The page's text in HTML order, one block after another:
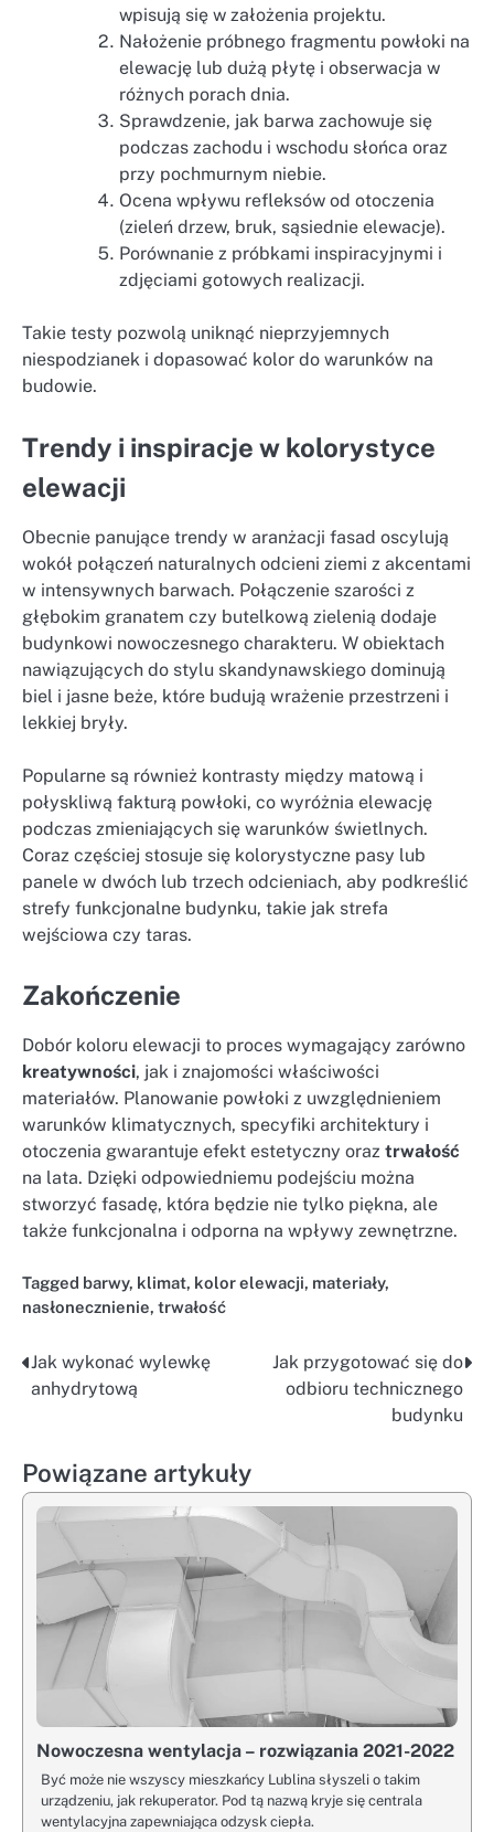
wpisują się w założenia projektu.
Nałożenie próbnego fragmentu powłoki na
elewację lub dużą płytę i obserwacja w
różnych porach dnia.
Sprawdzenie, jak barwa zachowuje się
podczas zachodu i wschodu słońca oraz
przy pochmurnym niebie.
Ocena wpływu refleksów od otoczenia
(zieleń drzew, bruk, sąsiednie elewacje).
Porównanie z próbkami inspiracyjnymi i
zdjęciami gotowych realizacji.
Takie testy pozwolą uniknąć nieprzyjemnych
niespodzianek i dopasować kolor do warunków na
budowie.
Trendy i inspiracje w kolorystyce
elewacji
Obecnie panujące trendy w aranżacji fasad oscylują
wokół połączeń naturalnych odcieni ziemi z akcentami
w intensywnych barwach. Połączenie szarości z
głębokim granatem czy butelkową zielenią dodaje
budynkowi nowoczesnego charakteru. W obiektach
nawiązujących do stylu skandynawskiego dominują
biel i jasne beże, które budują wrażenie przestrzeni i
lekkiej bryły.
Popularne są również kontrasty między matową i
połyskliwą fakturą powłoki, co wyróżnia elewację
podczas zmieniających się warunków świetlnych.
Coraz częściej stosuje się kolorystyczne pasy lub
panele w dwóch lub trzech odcieniach, aby podkreślić
strefy funkcjonalne budynku, takie jak strefa
wejściowa czy taras.
Zakończenie
Dobór koloru elewacji to proces wymagający zarówno
kreatywności, jak i znajomości właściwości
materiałów. Planowanie powłoki z uwzględnieniem
warunków klimatycznych, specyfiki architektury i
otoczenia gwarantuje efekt estetyczny oraz trwałość
na lata. Dzięki odpowiedniemu podejściu można
stworzyć fasadę, która będzie nie tylko piękna, ale
także funkcjonalna i odporna na wpływy zewnętrzne.
Tagged barwy, klimat, kolor elewacji, materiały,
nasłonecznienie, trwałość
Nawigacja
wpisu
Jak wykonać wylewkę
anhydrytową
Jak przygotować się do
odbioru technicznego
budynku
Powiązane artykuły
Nowoczesna wentylacja – rozwiązania 2021-2022
Być może nie wszyscy mieszkańcy Lublina słyszeli o takim
urządzeniu, jak rekuperator. Pod tą nazwą kryje się centrala
wentylacyjna zapewniająca odzysk ciepła.